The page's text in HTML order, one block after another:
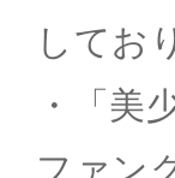
してお
・「美
ファン